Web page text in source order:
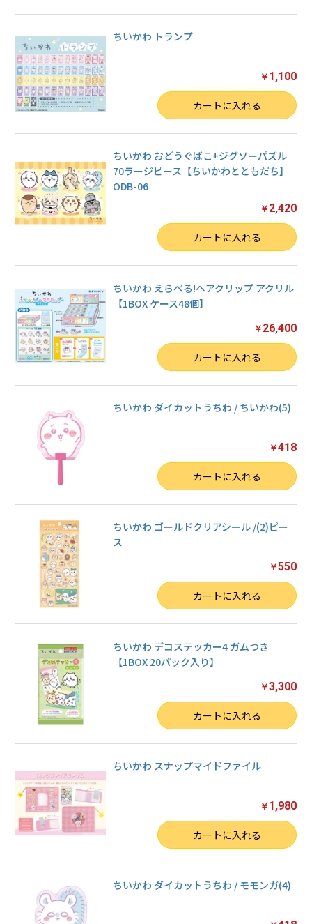
ちいかわ トランプ
￥ 1,100
カートに入れる
ちいかわ おどうぐばこ+ジグソーパズル
70ラージピース【ちいかわとともだち】
ODB-06
￥ 2,420
カートに入れる
ちいかわ えらべる!ヘアクリップ アクリル
【1BOX ケース48個】
￥ 26,400
カートに入れる
ちいかわ ダイカットうちわ / ちいかわ(5)
￥418
カートに入れる
ちいかわ ゴールドクリアシール /(2)ピー
ス
￥550
カートに入れる
ちいかわ デコステッカー4 ガムつき
【1BOX 20パック入り】
￥3,300
カートに入れる
ちいかわ スナップマイドファイル
￥ 1,980
カートに入れる
ちいかわ ダイカットうちわ / モモンガ(4)